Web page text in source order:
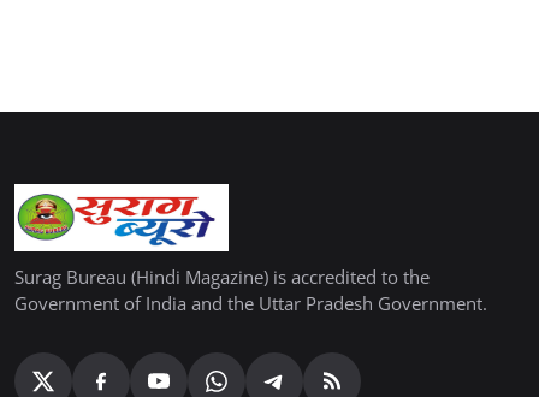
Surag Bureau (Hindi Magazine) is accredited to the
Government of India and the Uttar Pradesh Government.